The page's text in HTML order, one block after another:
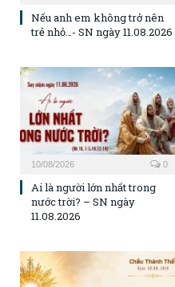
Nếu anh em không trở nên
trẻ nhỏ…- SN ngày 11.08.2026
10/08/2026 0
Ai là người lớn nhất trong
nước trời? – SN ngày
11.08.2026